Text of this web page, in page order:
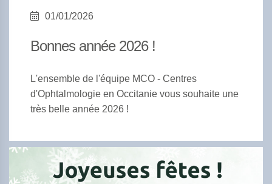
01/01/2026
Bonnes année 2026 !
L'ensemble de l'équipe MCO - Centres
d'Ophtalmologie en Occitanie vous souhaite une
très belle année 2026 !